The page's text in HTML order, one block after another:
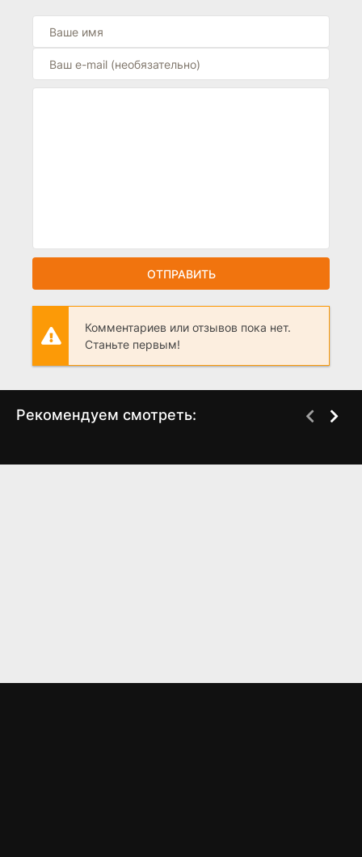
ОТПРАВИТЬ
Комментариев или отзывов пока нет.
Станьте первым!
Рекомендуем смотреть: